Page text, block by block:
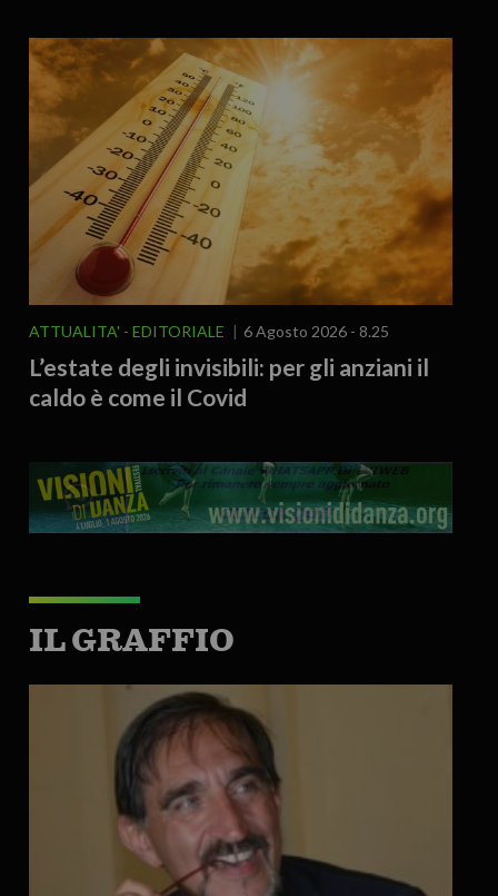
ATTUALITA' EDITORIALE 6 Agosto 2026 - 8.25
L’estate degli invisibili: per gli anziani il
caldo è come il Covid
IL GRAFFIO